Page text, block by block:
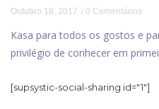
Outubro 18, 2017 0 Comentários
Kasa para todos os gostos e
privilégio de conhecer em
[supsystic-social-sharing id="1"]